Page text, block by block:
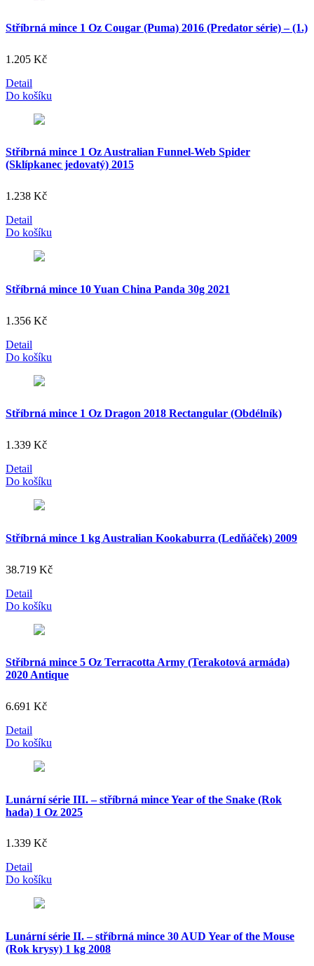
Stříbrná mince 1 Oz Cougar (Puma) 2016 (Predator série) – (1.)
1.205 Kč
Detail
Do košíku
Stříbrná mince 1 Oz Australian Funnel-Web Spider
(Sklípkanec jedovatý) 2015
1.238 Kč
Detail
Do košíku
Stříbrná mince 10 Yuan China Panda 30g 2021
1.356 Kč
Detail
Do košíku
Stříbrná mince 1 Oz Dragon 2018 Rectangular (Obdélník)
1.339 Kč
Detail
Do košíku
Stříbrná mince 1 kg Australian Kookaburra (Ledňáček) 2009
38.719 Kč
Detail
Do košíku
Stříbrná mince 5 Oz Terracotta Army (Terakotová armáda)
2020 Antique
6.691 Kč
Detail
Do košíku
Lunární série III. – stříbrná mince Year of the Snake (Rok
hada) 1 Oz 2025
1.339 Kč
Detail
Do košíku
Lunární série II. – stříbrná mince 30 AUD Year of the Mouse
(Rok krysy) 1 kg 2008